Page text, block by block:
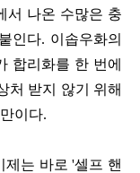
서 나온 수많은 충
인다. 이솝우화의
합리화를 한 번에
처 받지 않기 위해
이다.
는 바로 '셀프 핸